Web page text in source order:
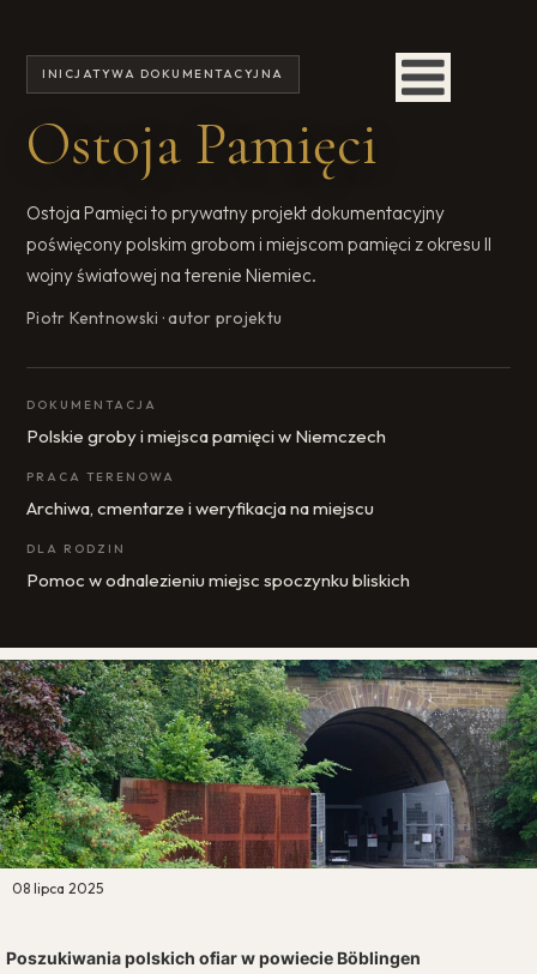
INICJATYWA DOKUMENTACYJNA
Ostoja Pamięci
Ostoja Pamięci to prywatny projekt dokumentacyjny
poświęcony polskim grobom i miejscom pamięci z okresu II
wojny światowej na terenie Niemiec.
Piotr Kentnowski · autor projektu
DOKUMENTACJA
Polskie groby i miejsca pamięci w Niemczech
PRACA TERENOWA
Archiwa, cmentarze i weryfikacja na miejscu
DLA RODZIN
Pomoc w odnalezieniu miejsc spoczynku bliskich
08 lipca 2025
Poszukiwania polskich ofiar w powiecie Böblingen